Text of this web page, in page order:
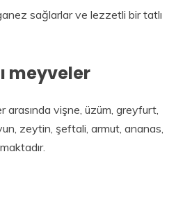
sağlarlar ve lezzetli bir tatlı
meyveler
arasında vişne, üzüm, greyfurt,
zeytin, şeftali, armut, ananas,